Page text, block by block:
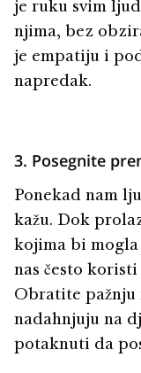
je ruku svim
njima, bez
je empatiju i
napredak.
3. Posegnite
Ponekad nam
kažu. Dok
kojima bi mogla
nas često
Obratite pažnju
nadahnjuju na
potaknuti da